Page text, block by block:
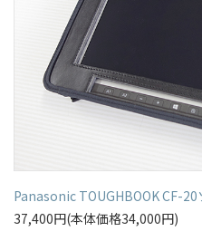
Panasonic TOUGHBOOK CF-20
37,400円(本体価格34,000円)